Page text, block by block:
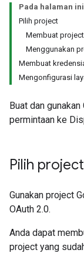
Pada halaman ini
Pilih project
Membuat
Menggunakan
Membuat
Mengonfigurasi
Buat dan
permintaan ke
Pilih project
Gunakan project
OAuth 2.0.
Anda dapat
project yang